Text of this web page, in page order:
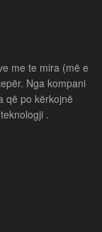
me te mira (më e
Nga kompani
që po kërkojnë
.